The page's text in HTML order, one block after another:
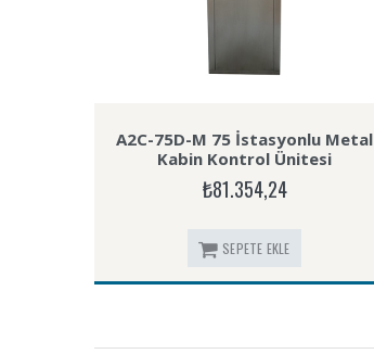
A2C-75D-M 75 İstasyonlu Metal
Kabin Kontrol Ünitesi
₺81.354,24
SEPETE EKLE